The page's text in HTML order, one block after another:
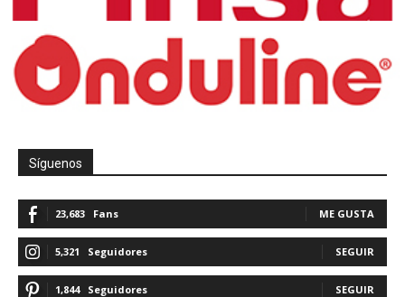
Síguenos
23,683 Fans ME GUSTA
5,321 Seguidores SEGUIR
1,844 Seguidores SEGUIR